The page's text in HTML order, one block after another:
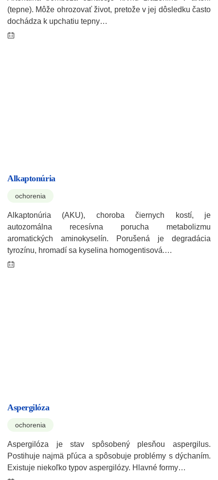
(tepne). Môže ohrozovať život, pretože v jej dôsledku často
dochádza k upchatiu tepny…
Alkaptonúria
ochorenia
Alkaptonúria (AKU), choroba čiernych kostí, je
autozomálna recesívna porucha metabolizmu
aromatických aminokyselín. Porušená je degradácia
tyrozínu, hromadí sa kyselina homogentisová.…
Aspergilóza
ochorenia
Aspergilóza je stav spôsobený plesňou aspergilus.
Postihuje najmä pľúca a spôsobuje problémy s dýchaním.
Existuje niekoľko typov aspergilózy. Hlavné formy…